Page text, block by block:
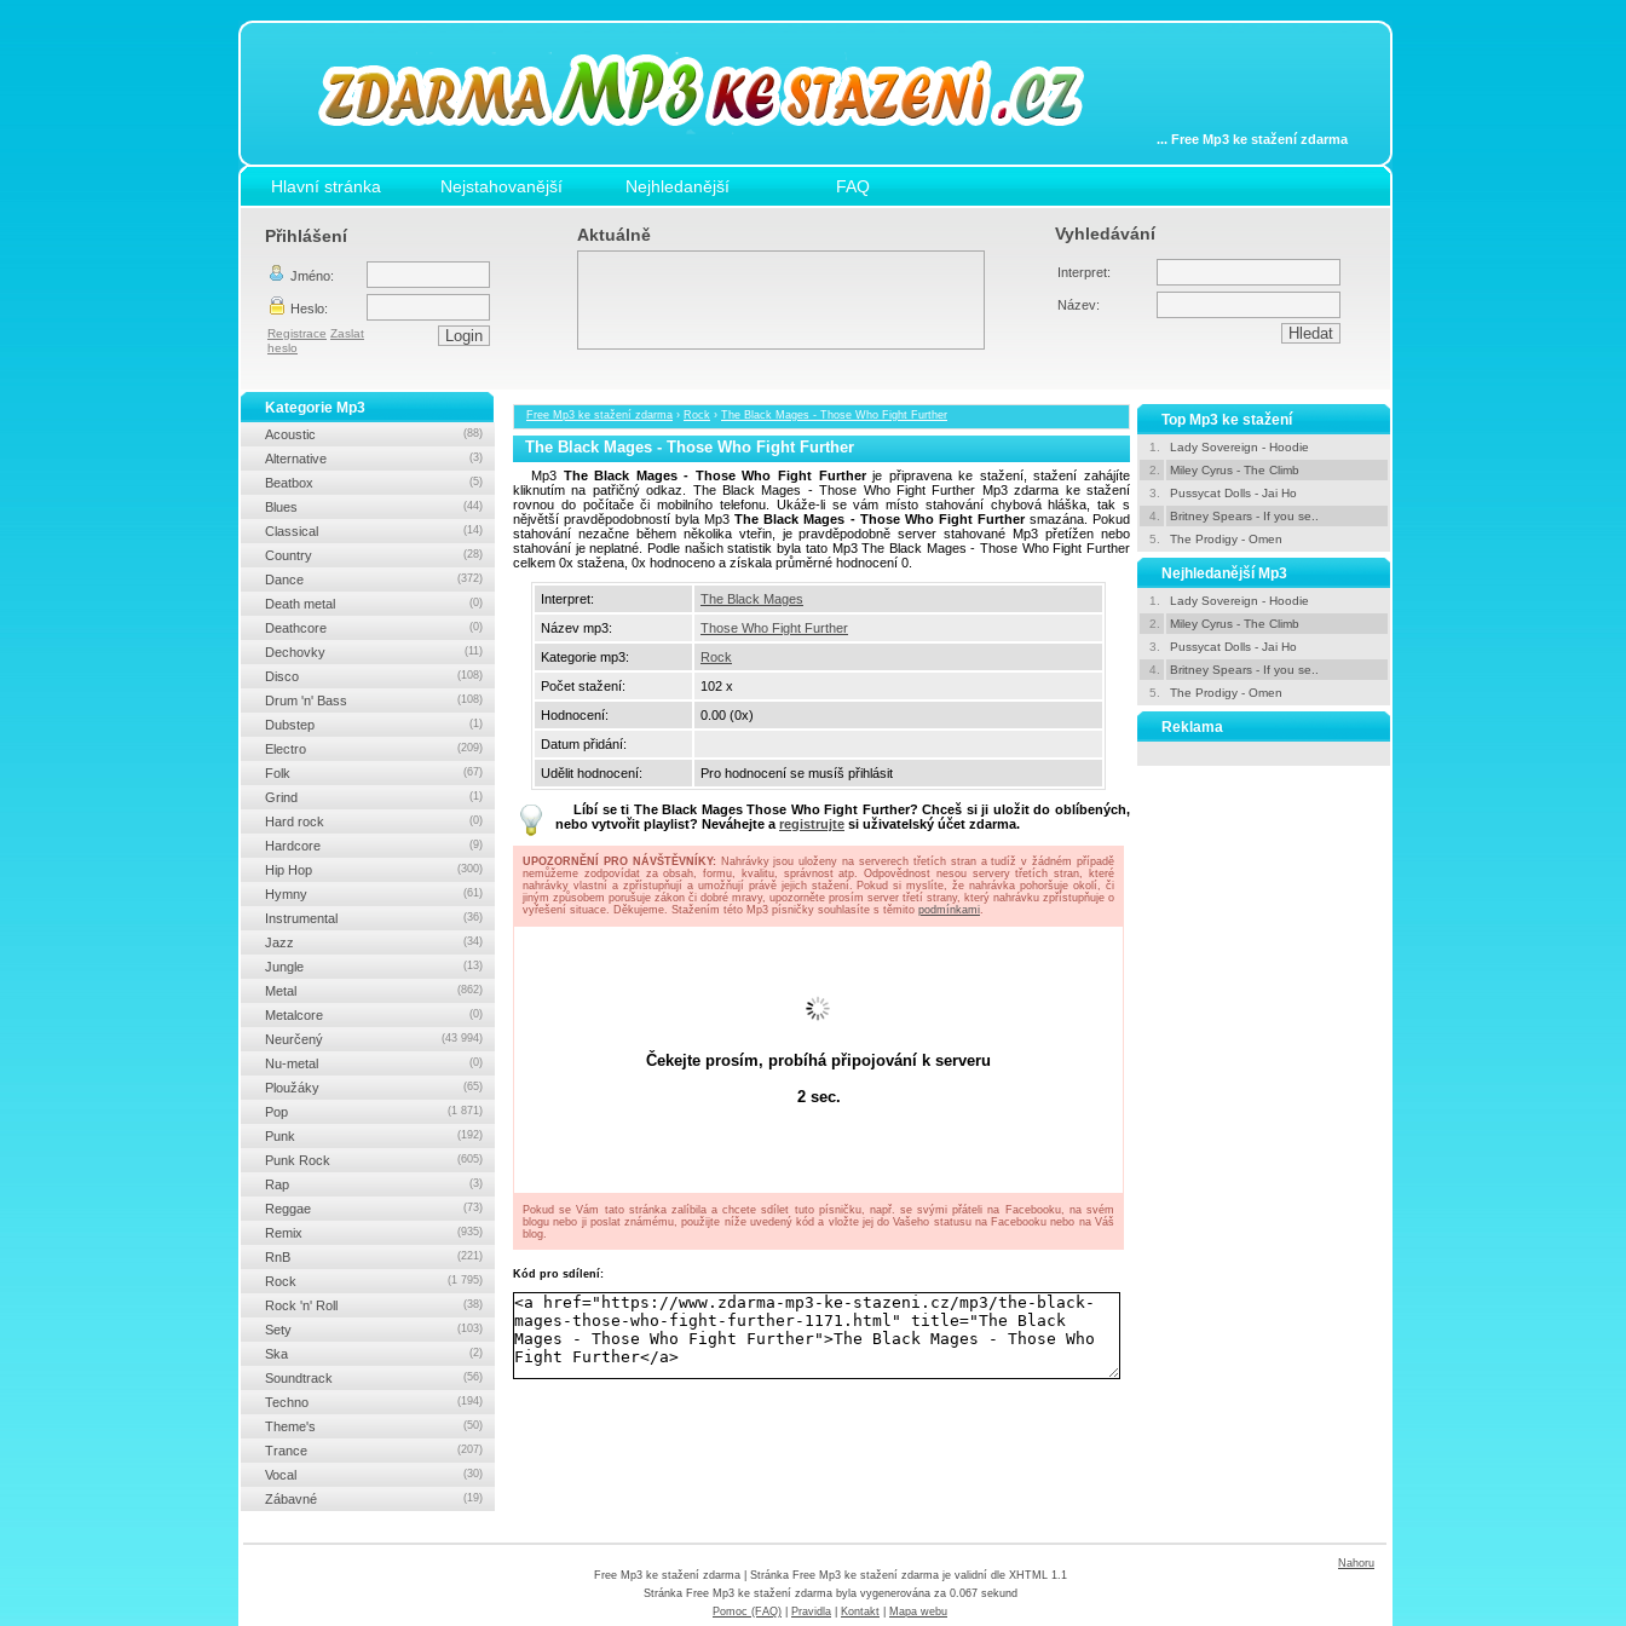
... Free Mp3 ke stažení zdarma
Hlavní stránka Nejstahovanější Nejhledanější FAQ
Přihlášení
Jméno:
Heslo:
Registrace Zaslat
heslo
Aktuálně Vyhledávání
Interpret:
Název:
Free Mp3 ke stažení zdarma › Rock › The Black Mages - Those Who Fight Further
The Black Mages - Those Who Fight Further
Mp3 The Black Mages - Those Who Fight Furtherje připravena ke stažení, stažení zahájíte
kliknutím na patřičný odkaz. The Black Mages - Those Who Fight Further Mp3 zdarma ke stažení
rovnou do počítače či mobilního telefonu. Ukáže-li se vám místo stahování chybová hláška, tak s
nějvětší pravděpodobností byla Mp3The Black Mages - Those Who Fight Furthersmazána. Pokud
stahování nezačne během několika vteřin, je pravděpodobně server stahované Mp3 přetížen nebo
stahování je neplatné. Podle našich statistik byla tato Mp3 The Black Mages - Those Who Fight Further
celkem 0x stažena, 0x hodnoceno a získala průměrné hodnocení 0.
Interpret:
The Black Mages
Název mp3:
Those Who Fight Further
Kategorie mp3:
Rock
Počet stažení:
102 x
Hodnocení:
0.00 (0x)
Datum přidání:
Udělit hodnocení:
Pro hodnocení se musíš přihlásit
Líbí se ti The Black Mages Those Who Fight Further? Chceš si ji uložit do oblíbených,
nebo vytvořit playlist? Neváhejte a registrujte si uživatelský účet zdarma.
UPOZORNĚNÍ PRO NÁVŠTĚVNÍKY: Nahrávky jsou uloženy na serverech třetích stran a tudíž v žádném případě
nemůžeme zodpovídat za obsah, formu, kvalitu, správnost atp. Odpovědnost nesou servery třetích stran, které
nahrávky vlastní a zpřístupňují a umožňují právě jejich stažení. Pokud si myslíte, že nahrávka pohoršuje okolí, či
jiným způsobem porušuje zákon či dobré mravy, upozorněte prosím server třetí strany, který nahrávku zpřístupňuje o
vyřešení situace. Děkujeme. Stažením této Mp3 písničky souhlasíte s těmito podmínkami.
Čekejte prosím, probíhá připojování k serveru
2sec.
Pokud se Vám tato stránka zalíbila a chcete sdílet tuto písničku, např. se svými přáteli na Facebooku, na svém
blogu nebo ji poslat známému, použijte níže uvedený kód a vložte jej do Vašeho statusu na Facebooku nebo na Váš
blog.
Kód pro sdílení:
Top Mp3 ke stažení
1.
Lady Sovereign - Hoodie
2.
Miley Cyrus - The Climb
3.
Pussycat Dolls - Jai Ho
4.
Britney Spears - If you se..
5.
The Prodigy - Omen
Nejhledanější Mp3
1.
Lady Sovereign - Hoodie
2.
Miley Cyrus - The Climb
3.
Pussycat Dolls - Jai Ho
4.
Britney Spears - If you se..
5.
The Prodigy - Omen
Reklama
Kategorie Mp3
Acoustic (88)
Alternative (3)
Beatbox (5)
Blues (44)
Classical (14)
Country (28)
Dance (372)
Death metal (0)
Deathcore (0)
Dechovky (11)
Disco (108)
Drum 'n' Bass (108)
Dubstep (1)
Electro (209)
Folk (67)
Grind (1)
Hard rock (0)
Hardcore (9)
Hip Hop (300)
Hymny (61)
Instrumental (36)
Jazz (34)
Jungle (13)
Metal (862)
Metalcore (0)
Neurčený (43 994)
Nu-metal (0)
Ploužáky (65)
Pop (1 871)
Punk (192)
Punk Rock (605)
Rap (3)
Reggae (73)
Remix (935)
RnB (221)
Rock (1 795)
Rock 'n' Roll (38)
Sety (103)
Ska (2)
Soundtrack (56)
Techno (194)
Theme's (50)
Trance (207)
Vocal (30)
Zábavné (19)
Nahoru
Free Mp3 ke stažení zdarma| Stránka Free Mp3 ke stažení zdarma je validní dle XHTML 1.1
Stránka Free Mp3 ke stažení zdarmabyla vygenerována za 0.067 sekund
Pomoc (FAQ)
Pravidla Kontakt Mapa webu